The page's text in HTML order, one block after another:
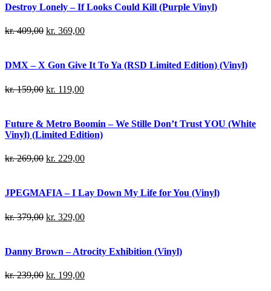
Destroy Lonely – If Looks Could Kill (Purple Vinyl)
kr.409,00 kr. 369,00
DMX – X Gon Give It To Ya (RSD Limited Edition) (Vinyl)
kr.159,00 kr. 119,00
Future & Metro Boomin – We Stille Don’t Trust YOU (White
Vinyl) (Limited Edition)
kr.269,00 kr. 229,00
JPEGMAFIA – I Lay Down My Life for You (Vinyl)
kr.379,00 kr. 329,00
Danny Brown – Atrocity Exhibition (Vinyl)
kr.239,00 kr. 199,00